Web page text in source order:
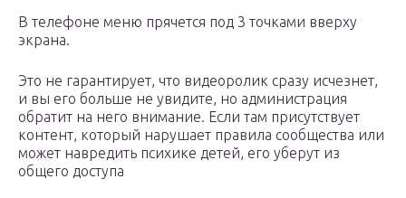
В телефоне меню прячется под 3 точками вверху
экрана.
Это не гарантирует, что видеоролик сразу исчезнет,
и вы его больше не увидите, но администрация
обратит на него внимание. Если там присутствует
контент, который нарушает правила сообщества или
может навредить психике детей, его уберут из
общего доступа